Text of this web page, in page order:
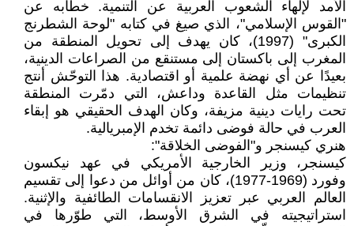
الأمد لإلهاء الشعوب العربية عن التنمية. خطابه عن
"القوس الإسلامي"، الذي صيغ في كتابه "لوحة الشطرنج
الكبرى" (1997)، كان يهدف إلى تحويل المنطقة من
المغرب إلى باكستان إلى مستنقع من الصراعات الدينية،
بعيدًا عن أي نهضة علمية أو اقتصادية. هذا التوحّش أنتج
تنظيمات مثل القاعدة وداعش، التي دمّرت المنطقة
تحت رايات دينية مزيفة، وكان الهدف الحقيقي هو إبقاء
العرب في حالة فوضى دائمة تخدم الإمبريالية.
هنري كيسنجر و"الفوضى الخلاقة":
كيسنجر، وزير الخارجية الأمريكي في عهد نيكسون
وفورد (1969-1977)، كان من أوائل من دعوا إلى تقسيم
العالم العربي عبر تعزيز الانقسامات الطائفية والإثنية.
استراتيجيته في الشرق الأوسط، التي طوّرها في